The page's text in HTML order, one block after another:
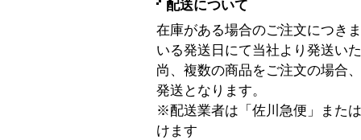
配送について
在庫がある場合のご注文につき
いる発送日にて当社より発送い
尚、複数の商品をご注文の場合
発送となります。
※配送業者は「佐川急便」また
けます